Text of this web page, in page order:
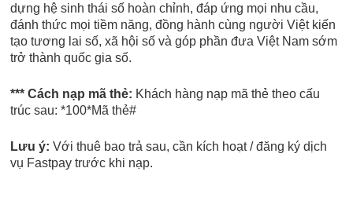
dựng hệ sinh thái số hoàn chỉnh, đáp ứng mọi nhu cầu,
đánh thức mọi tiềm năng, đồng hành cùng người Việt kiến
tạo tương lai số, xã hội số và góp phần đưa Việt Nam sớm
trở thành quốc gia số.
*** Cách nạp mã thẻ: Khách hàng nạp mã thẻ theo cấu
trúc sau: *100*Mã thẻ#
Lưu ý: Với thuê bao trả sau, cần kích hoạt / đăng ký dịch
vụ Fastpay trước khi nạp.